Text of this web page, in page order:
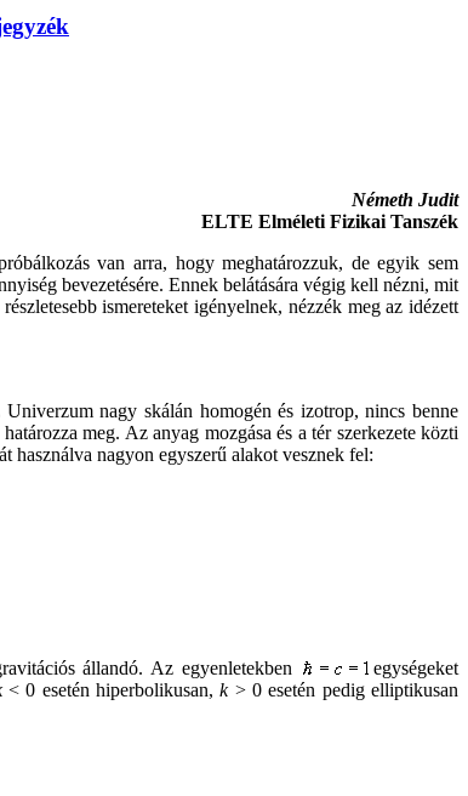
Németh Judit
ELTE Elméleti Fizikai Tanszék
van arra, hogy meghatározzuk, de egyik sem
bevezetésére. Ennek belátására végig kell nézni, mit
ismereteket igényelnek, nézzék meg az idézett
nagy skálán homogén és izotrop, nincs benne
meg. Az anyag mozgása és a tér szerkezete közti
használva nagyon egyszerű alakot vesznek fel:
állandó. Az egyenletekben
egységeket
< 0 esetén hiperbolikusan,k> 0 esetén pedig elliptikusan